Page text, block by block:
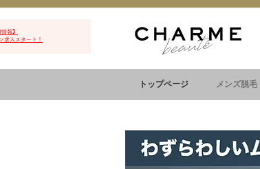
報】
求人スタート！
トップページ メンズ脱毛